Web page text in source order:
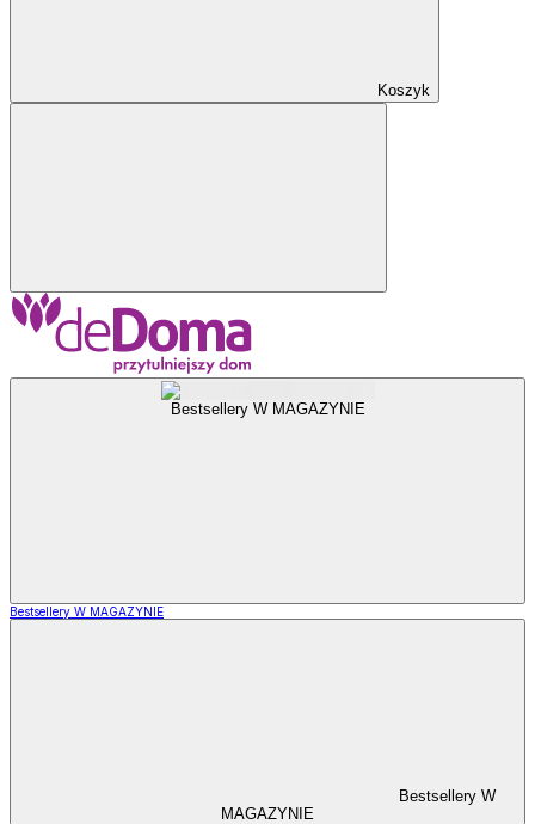
Koszyk
Bestsellery W MAGAZYNIE
Bestsellery W MAGAZYNIE
Bestsellery W
MAGAZYNIE